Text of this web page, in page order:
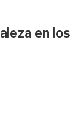
en los